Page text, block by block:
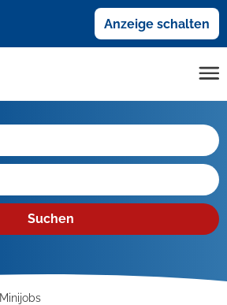
Anzeige schalten
Suchen
Minijobs